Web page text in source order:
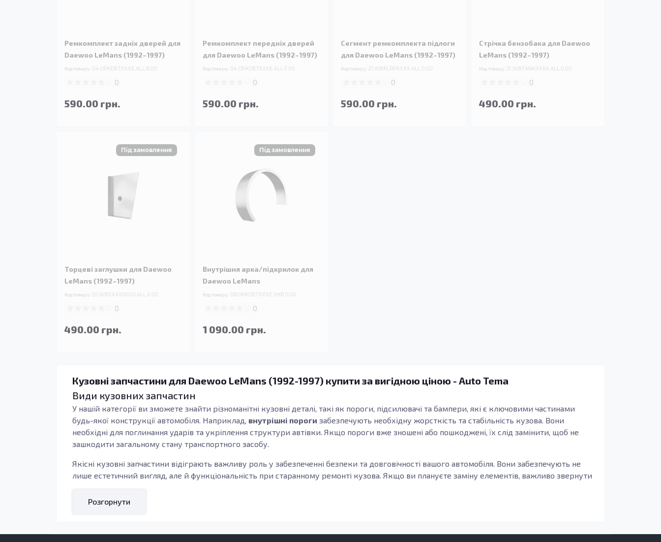
Ремкомплект задніх дверей для
Daewoo LeMans (1992–1997)
Код товару: 04.OPKDETXXXE.ALL.R.00
0
590.00 грн.
Ремкомплект передніх дверей
для Daewoo LeMans (1992–1997)
Код товару: 04.OPKDETXXXE.ALL.F.00
0
590.00 грн.
Сегмент ремкомплекта підлоги
для Daewoo LeMans (1992–1997)
Код товару: 21.WBFLRPXXXX.ALL.0.00
0
590.00 грн.
Стрічка бензобака для Daewoo
LeMans (1992–1997)
Код товару: 21.WBTANKXXXX.ALL.0.00
0
490.00 грн.
Торцеві заглушки для Daewoo
LeMans (1992–1997)
Код товару: 55.WBXXXX0000.ALL.0.00
0
490.00 грн.
Внутрішня арка/підкрилок для
Daewoo LeMans
Код товару: 08.OPKDETXXXE.5HB.0.00
0
1 090.00 грн.
Кузовні запчастини для Daewoo LeMans (1992-1997) купити за вигідною ціною - Auto Tema
Види кузовних запчастин
У нашій категорії ви зможете знайти різноманітні кузовні деталі, такі як пороги, підсилювачі та бампери, які є ключовими частинами
будь-якої конструкції автомобіля. Наприклад, внутрішні пороги забезпечують необхідну жорсткість та стабільність кузова. Вони
необхідні для поглинання ударів та укріплення структури автівки. Якщо пороги вже зношені або пошкоджені, їх слід замінити, щоб не
зашкодити загальному стану транспортного засобу.
Якісні кузовні запчастини відіграють важливу роль у забезпеченні безпеки та довговічності вашого автомобіля. Вони забезпечують не
лише естетичний вигляд, але й функціональність при старанному ремонті кузова. Якщо ви плануєте заміну елементів, важливо звернути
довговічність та відмінний захист від корозії. Ці властивості збільшують термін експлуатації автомобіля та зменшують ризик виникнення
Кузовні запчастини підходять для різноманітних ситуацій: від ремонту після аварій до покращення стану автомобіля, що вже має
Розгорнути